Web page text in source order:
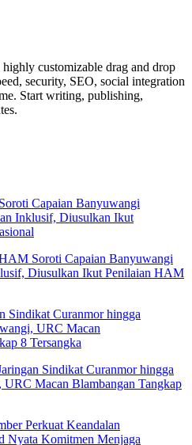
customizable drag and drop
security, SEO, social integration
Start writing, publishing,
Soroti Capaian Banyuwangi
Diusulkan Ikut Penilaian HAM
Sindikat Curanmor hingga
Macan Blambangan Tangkap